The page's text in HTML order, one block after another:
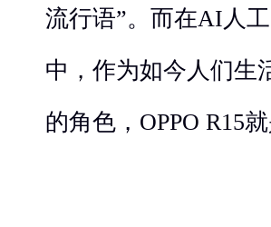
流行语”。而在AI人
中，作为如今人们生
的角色，OPPO R15